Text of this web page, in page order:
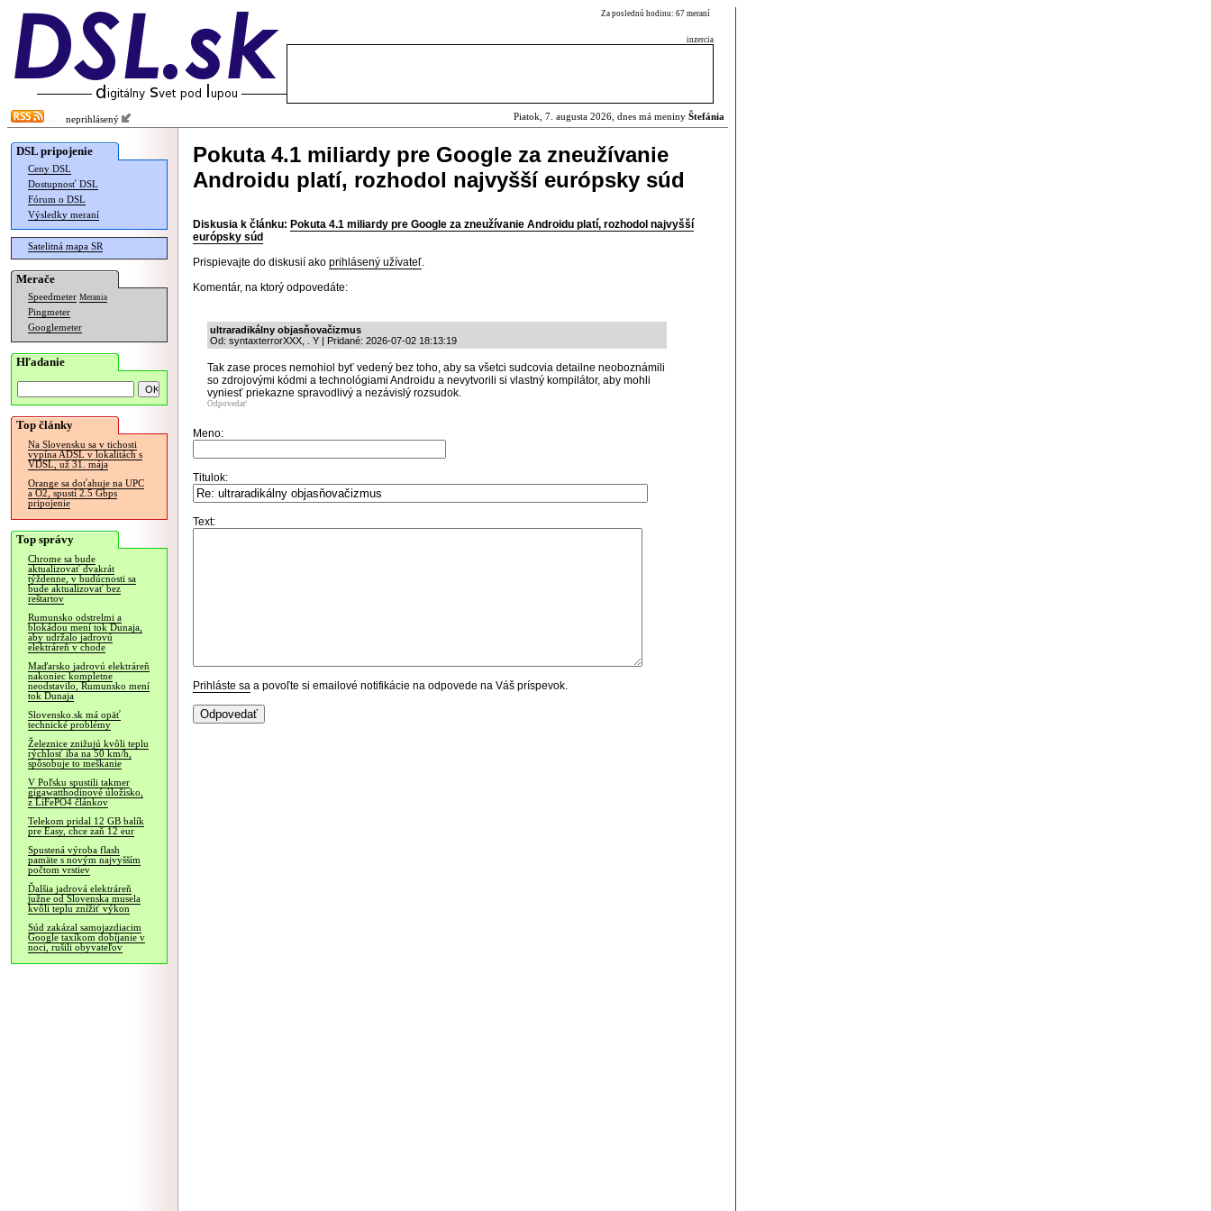
Za poslednú hodinu: 67 meraní
inzercia
neprihlásený Piatok, 7. augusta 2026, dnes má meniny Štefánia
DSL pripojenie
Ceny DSL
Dostupnosť DSL
Fórum o DSL
Výsledky meraní
Satelitná mapa SR
Merače
Speedmeter Merania
Pingmeter
Googlemeter
Hľadanie
Top články
Na Slovensku sa v tichosti
vypína ADSL v lokalitách s
VDSL, už 31. mája
Orange sa doťahuje na UPC
a O2, spustí 2.5 Gbps
pripojenie
Top správy
Chrome sa bude
aktualizovať dvakrát
týždenne, v budúcnosti sa
bude aktualizovať bez
reštartov
Rumunsko odstrelmi a
blokádou mení tok Dunaja,
aby udržalo jadrovú
elektráreň v chode
Maďarsko jadrovú elektráreň
nakoniec kompletne
neodstavilo, Rumunsko mení
tok Dunaja
Slovensko.sk má opäť
technické problémy
Železnice znižujú kvôli teplu
rýchlosť iba na 50 km/h,
spôsobuje to meškanie
V Poľsku spustili takmer
gigawatthodinové úložisko,
z LiFePO4 článkov
Telekom pridal 12 GB balík
pre Easy, chce zaň 12 eur
Spustená výroba flash
pamäte s novým najvyšším
počtom vrstiev
Ďalšia jadrová elektráreň
južne od Slovenska musela
kvôli teplu znížiť výkon
Súd zakázal samojazdiacim
Google taxíkom dobíjanie v
noci, rušili obyvateľov
Pokuta 4.1 miliardy pre Google za zneužívanie
Androidu platí, rozhodol najvyšší európsky súd
Diskusia k článku: Pokuta 4.1 miliardy pre Google za zneužívanie Androidu platí, rozhodol najvyšší
európsky súd
Prispievajte do diskusií ako prihlásený užívateľ.
Komentár, na ktorý odpovedáte:
ultraradikálny objasňovačizmus
Od: syntaxterrorXXX, . Y | Pridané: 2026-07-02 18:13:19
Tak zase proces nemohiol byť vedený bez toho, aby sa všetci sudcovia detailne neoboznámili
so zdrojovými kódmi a technológiami Androidu a nevytvorili si vlastný kompilátor, aby mohli
vyniesť priekazne spravodlivý a nezávislý rozsudok.
Odpovedať
Meno:
Titulok:
Text:
Prihláste sa a povoľte si emailové notifikácie na odpovede na Váš príspevok.